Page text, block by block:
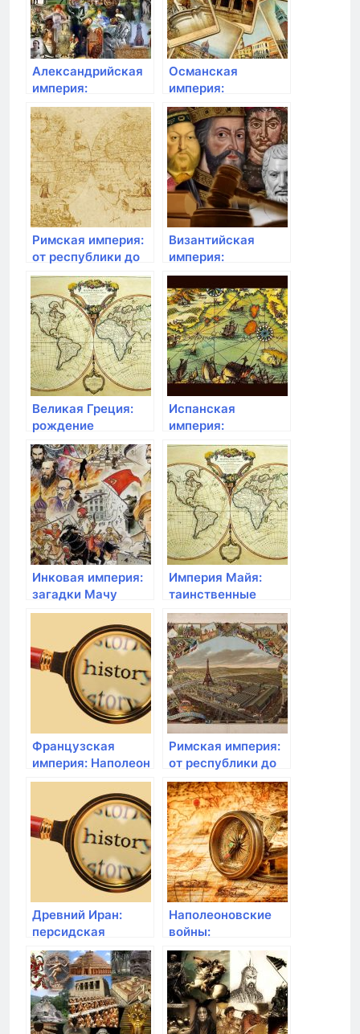
Александрийская
империя:
завоевания и
расцвет культуры
Османская
империя:
завоевания и
расширение на
Ближний Восток
Римская империя:
от республики до
могущественной
державы
Византийская
империя:
продолжение Рима
и расцвет
христианства
Великая Греция:
рождение
демократии и
олимпийские игры
Испанская
империя:
завоевания и
колониальное
наследие
Инковая империя:
загадки Мачу
Пикчу и великое
наследие Южной
Америки
Империя Майя:
таинственные
города и загадки
астрономии
Французская
империя: Наполеон
и войны за
гегемонию в
Европе
Римская империя:
от республики до
диктатуры
Древний Иран:
персидская
империя и
Зороастризм
Наполеоновские
войны:
французская
империя против
Европы